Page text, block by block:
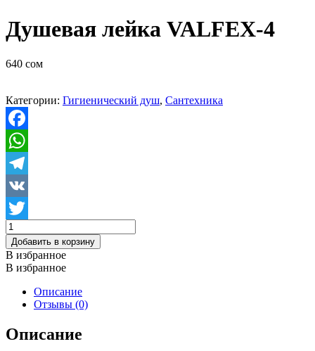
Душевая лейка VALFEX-4
640 сом
Категории: Гигиенический душ, Сантехника
Facebook
WhatsApp
Telegram
VK
Twitter
Количество
товара
Душевая
лейка
VALFEX-
Добавить в корзину
В избранное
В избранное
Описание
Отзывы (0)
Описание